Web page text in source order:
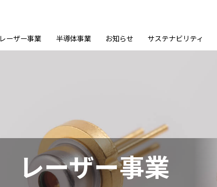
レーザー事業 半導体事業 お知らせ サステナビリティ
レーザー事業